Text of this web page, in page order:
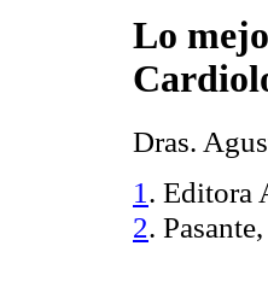
Lo
Dras.
1 . Editora
2.